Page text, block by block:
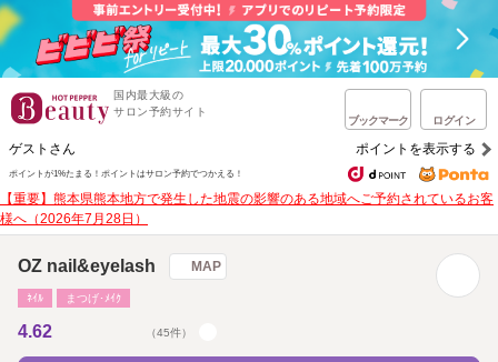
国内最大級の
サロン予約サイト
ブックマーク ログイン
ゲストさん ポイントを表示する
ポイントが1%たまる！ ポイントはサロン予約でつかえる！
【重要】熊本県熊本地方で発生した地震の影響のある地域へご予約されているお客
様へ（2026年7月28日）
OZ nail&eyelash MAP
ﾈｲﾙ まつげ･ﾒｲｸ
4.62 （45件）